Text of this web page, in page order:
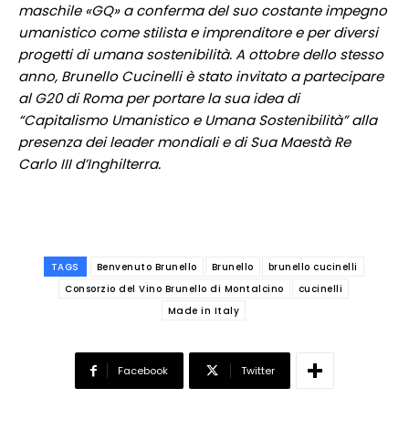
maschile «GQ» a conferma del suo costante impegno
umanistico come stilista e imprenditore e per diversi
progetti di umana sostenibilità. A ottobre dello stesso
anno, Brunello Cucinelli è stato invitato a partecipare
al G20 di Roma per portare la sua idea di
“Capitalismo Umanistico e Umana Sostenibilità” alla
presenza dei leader mondiali e di Sua Maestà Re
Carlo III d’Inghilterra.
TAGS Benvenuto Brunello Brunello
brunello cucinelli
Consorzio del Vino Brunello di Montalcino
cucinelli
Made in Italy
Facebook Twitter